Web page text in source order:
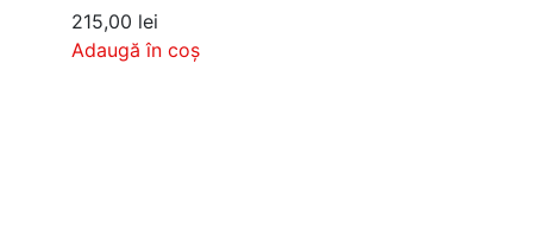
215,00 lei
Adaugă în coș